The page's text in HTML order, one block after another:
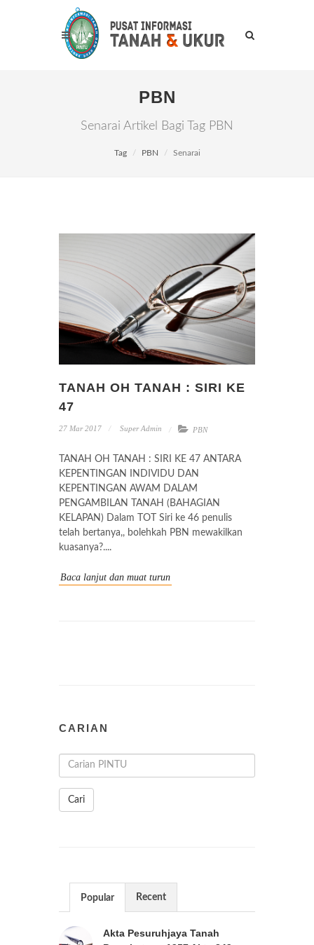
PBN
Senarai Artikel Bagi Tag PBN
Tag PBN Senarai
TANAH OH TANAH : SIRI KE
47
27 Mar 2017 Super Admin PBN
TANAH OH TANAH : SIRI KE 47 ANTARA
KEPENTINGAN INDIVIDU DAN
KEPENTINGAN AWAM DALAM
PENGAMBILAN TANAH (BAHAGIAN
KELAPAN) Dalam TOT Siri ke 46 penulis
telah bertanya,, bolehkah PBN mewakilkan
kuasanya?....
Baca lanjut dan muat turun
CARIAN
Cari
Popular Recent
Akta Pesuruhjaya Tanah